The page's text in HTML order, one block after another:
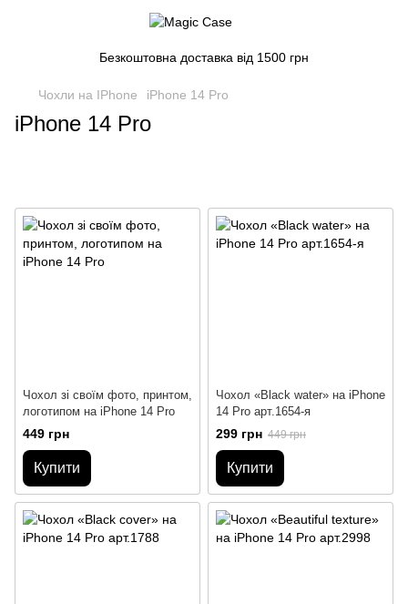
Безкоштовна доставка від 1500 грн
Чохли на IPhone iPhone 14 Pro
iPhone 14 Pro
Чохол зі своїм фото, принтом,
логотипом на iPhone 14 Pro
449 грн
Купити
Чохол «Вlack water» на iPhone
14 Pro арт.1654-я
299 грн 449 грн
Купити